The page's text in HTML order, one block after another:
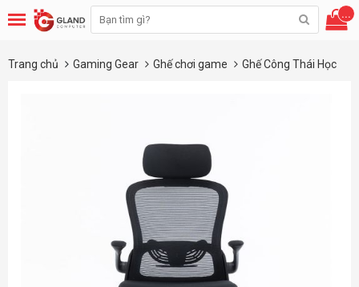
...
Trang chủ Gaming Gear Ghế chơi game Ghế Công Thái Học